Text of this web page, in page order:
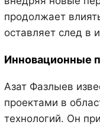
продолжает
оставляет след в
Инновационные
Азат Фазлыев
проектами в
технологий. Он